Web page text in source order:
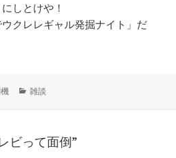
しとけや！
ウクレレギャル発掘ナイト」だ
カ
ー
雑談
ビって面倒”